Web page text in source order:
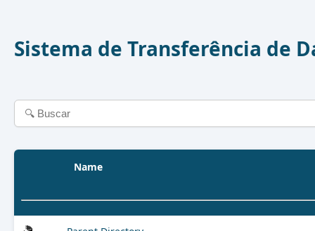
Sistema de Transferência de
Name